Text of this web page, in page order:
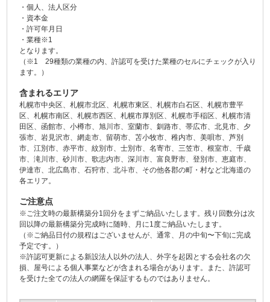
・個人、法人区分
・資本金
・許可年月日
・業種※1
となります。
（※1 29種類の業種の内、許認可を受けた業種のセルにチェックが入り
ます。）
含まれるエリア
札幌市中央区、札幌市北区、札幌市東区、札幌市白石区、札幌市豊平
区、札幌市南区、札幌市西区、札幌市厚別区、札幌市手稲区、札幌市清
田区、函館市、小樽市、旭川市、室蘭市、釧路市、帯広市、北見市、夕
張市、岩見沢市、網走市、留萌市、苫小牧市、稚内市、美唄市、芦別
市、江別市、赤平市、紋別市、士別市、名寄市、三笠市、根室市、千歳
市、滝川市、砂川市、歌志内市、深川市、富良野市、登別市、恵庭市、
伊達市、北広島市、石狩市、北斗市、その他各郡の町・村など北海道の
各エリア。
ご注意点
※ご注文時の最新構築分1回分をまずご納品いたします。残り回数分は次
回以降の最新構築分完成時に随時、月に1度ご納品いたします。
（※ご納品日付の規程はございませんが、通常、月の中旬〜下旬に完成
予定です。）
※許認可更新による新設法人以外の法人、外字を起因とする会社名の欠
損、屋号による個人事業などが含まれる場合があります。また、許認可
を受けた全ての法人の網羅を保証するものではありません。